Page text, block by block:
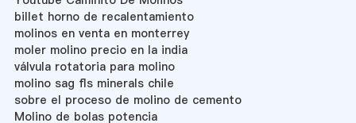
billet horno de recalentamiento
molinos en venta en monterrey
moler molino precio en la india
válvula rotatoria para molino
molino sag fls minerals chile
sobre el proceso de molino de cemento
Molino de bolas potencia